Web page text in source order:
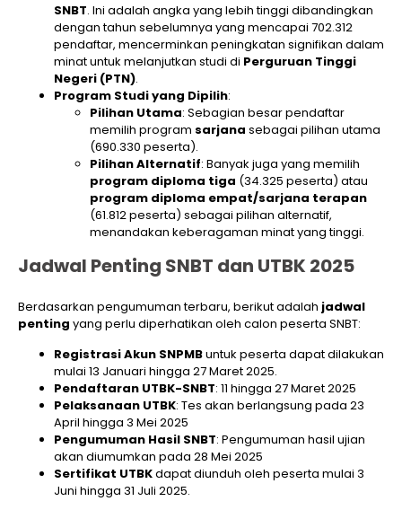
SNBT. Ini adalah angka yang lebih tinggi dibandingkan
dengan tahun sebelumnya yang mencapai 702.312
pendaftar, mencerminkan peningkatan signifikan dalam
minat untuk melanjutkan studi di Perguruan Tinggi
Negeri (PTN).
Program Studi yang Dipilih:
Pilihan Utama: Sebagian besar pendaftar
memilih program sarjana sebagai pilihan utama
(690.330 peserta).
Pilihan Alternatif: Banyak juga yang memilih
program diploma tiga (34.325 peserta) atau
program diploma empat/sarjana terapan
(61.812 peserta) sebagai pilihan alternatif,
menandakan keberagaman minat yang tinggi.
Jadwal Penting SNBT dan UTBK 2025
Berdasarkan pengumuman terbaru, berikut adalah jadwal
penting yang perlu diperhatikan oleh calon peserta SNBT:
Registrasi Akun SNPMBuntuk peserta dapat dilakukan
mulai 13 Januari hingga 27 Maret 2025.
Pendaftaran UTBK-SNBT: 11 hingga 27 Maret 2025
Pelaksanaan UTBK: Tes akan berlangsung pada 23
April hingga 3 Mei 2025
Pengumuman Hasil SNBT: Pengumuman hasil ujian
akan diumumkan pada 28 Mei 2025
Sertifikat UTBKdapat diunduh oleh peserta mulai 3
Juni hingga 31 Juli 2025.